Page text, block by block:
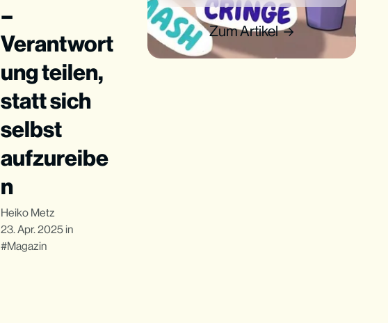
Zum Artikel
–
Verantwort
ung teilen,
statt sich
selbst
aufzureibe
n
Heiko Metz
23. Apr. 2025 in
Magazin